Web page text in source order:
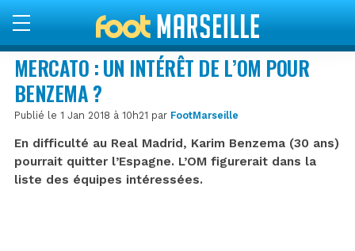
MERCATO : UN INTÉRÊT DE L’OM POUR
BENZEMA ?
Publié le 1 Jan 2018 à 10h21 par FootMarseille
En difficulté au Real Madrid, Karim Benzema (30 ans)
pourrait quitter l’Espagne. L’OM figurerait dans la
liste des équipes intéressées.